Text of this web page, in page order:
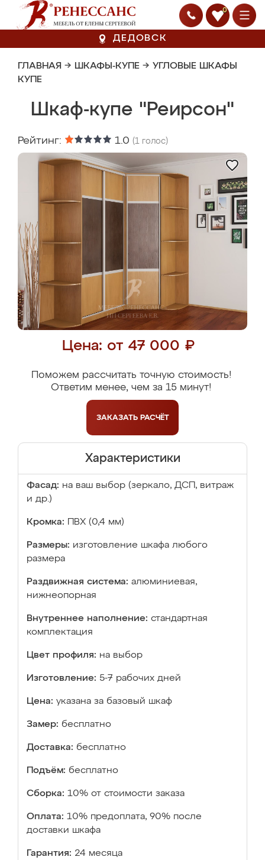
0
ДЕДОВСК
ГЛАВНАЯ → ШКАФЫ-КУПЕ → УГЛОВЫЕ ШКАФЫ
КУПЕ
Шкаф-купе "Реирсон"
Рейтинг: 1.0 (1 голос)
Цена: от 47 000 ₽
Поможем рассчитать точную стоимость!
Ответим менее, чем за 15 минут!
ЗАКАЗАТЬ РАСЧЁТ
Характеристики
Фасад: на ваш выбор (зеркало, ДСП, витраж
и др.)
Кромка: ПВХ (0,4 мм)
Размеры: изготовление шкафа любого
размера
Раздвижная система: алюминиевая,
нижнеопорная
Внутреннее наполнение: стандартная
комплектация
Цвет профиля: на выбор
Изготовление: 5-7 рабочих дней
Цена: указана за базовый шкаф
Замер: бесплатно
Доставка: бесплатно
Подъём: бесплатно
Сборка: 10% от стоимости заказа
Оплата: 10% предоплата, 90% после
доставки шкафа
Гарантия: 24 месяца